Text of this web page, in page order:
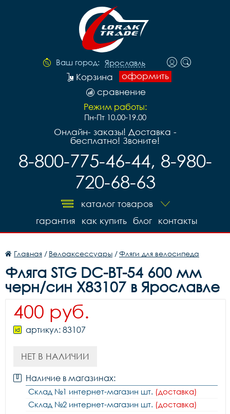
Ваш город: Ярославль
оформить
Корзина
сравнение
Режим работы:
Пн-Пт 10.00-19.00
Онлайн- заказы! Доставка -
бесплатно! Звоните!
8-800-775-46-44, 8-980-
720-68-63
каталог товаров
контакты
блог
как купить
гарантия
Главная / Велоаксессуары /Фляги для велосипеда
Фляга STG DC-BT-54 600 мм
черн/син X83107 в Ярославле
400 руб.
артикул: 83107
НЕТ В НАЛИЧИИ
Наличие в магазинах:
Склад №1 интернет-магазин шт. (доставка)
Склад №2 интернет-магазин шт. (доставка)